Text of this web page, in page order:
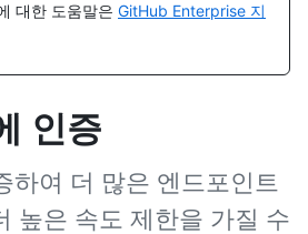
대한 도움말은 GitHub Enterprise 지
인증
하여 더 많은 엔드포인트
높은 속도 제한을 가질 수